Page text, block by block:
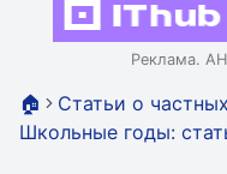
Реклама.
🏠
Статьи о
Школьные годы: